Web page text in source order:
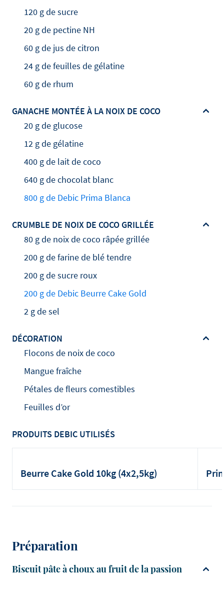
120 g de sucre
20 g de pectine NH
60 g de jus de citron
24 g de feuilles de gélatine
60 g de rhum
GANACHE MONTÉE À LA NOIX DE COCO
20 g de glucose
12 g de gélatine
400 g de lait de coco
640 g de chocolat blanc
800 g de Debic Prima Blanca
CRUMBLE DE NOIX DE COCO GRILLÉE
80 g de noix de coco râpée grillée
200 g de farine de blé tendre
200 g de sucre roux
200 g de Debic Beurre Cake Gold
2 g de sel
DÉCORATION
Flocons de noix de coco
Mangue fraîche
Pétales de fleurs comestibles
Feuilles d’or
PRODUITS DEBIC UTILISÉS
Beurre Cake Gold 10kg (4x2,5kg)
Préparation
Biscuit pâte à choux au fruit de la passion